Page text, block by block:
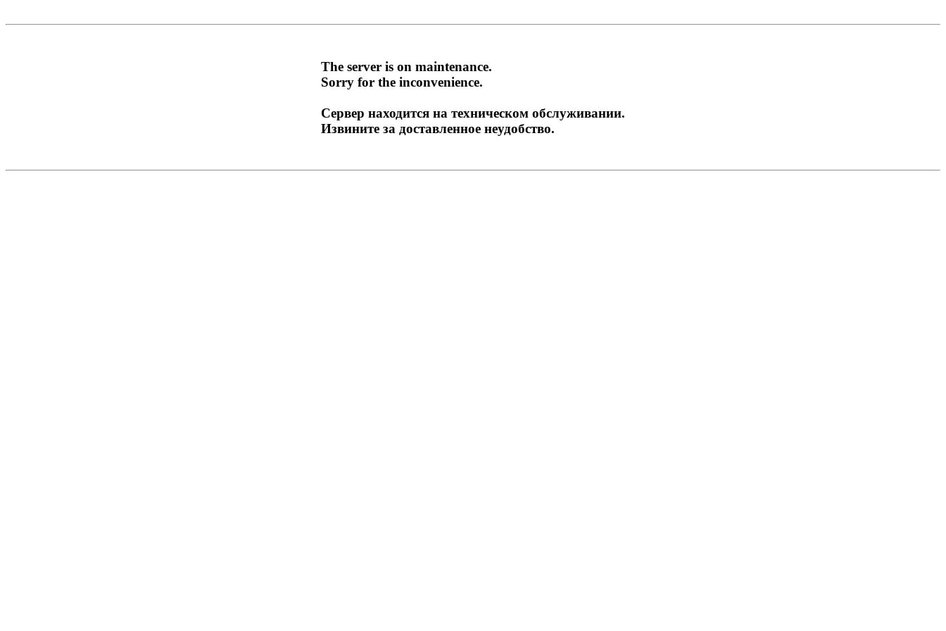
The server is on maintenance.
Sorry for the inconvenience.
Сервер находится на техническом обслуживании.
Извините за доставленное неудобство.